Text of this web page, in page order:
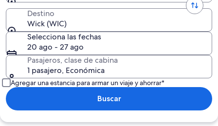
Destino
Wick (WIC)
Selecciona las fechas
20 ago - 27 ago
Pasajeros, clase de cabina
1 pasajero, Económica
Agregar una estancia para armar un viaje y ahorrar*
Buscar